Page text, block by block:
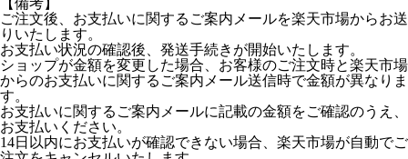
【備考】
ご注文後、お支払いに関するご案内メールを楽天市場からお送
りいたします。
お支払い状況の確認後、発送手続きが開始いたします。
ショップが金額を変更した場合、お客様のご注文時と楽天市場
からのお支払いに関するご案内メール送信時で金額が異なりま
す。
お支払いに関するご案内メールに記載の金額をご確認のうえ、
お支払いください。
14日以内にお支払いが確認できない場合、楽天市場が自動でご